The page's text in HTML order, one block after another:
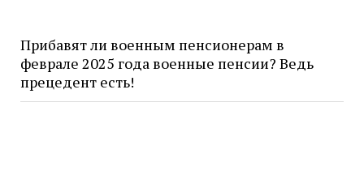
Прибавят ли военным пенсионерам в
феврале 2025 года военные пенсии? Ведь
прецедент есть!